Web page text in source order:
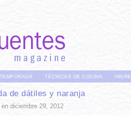
TÉCNICAS DE COCINA
de dátiles y naranja
en diciembre 29, 2012